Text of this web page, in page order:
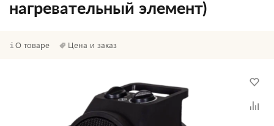
нагревательный элемент)
О товаре Цена и заказ